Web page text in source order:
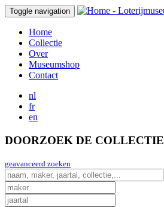
Toggle navigation
Home
Collectie
Over
Museumshop
Contact
nl
fr
en
DOORZOEK DE COLLECTIE
geavanceerd zoeken